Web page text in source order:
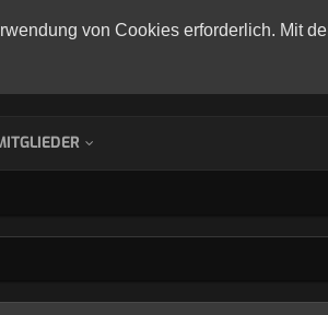
von Cookies erforderlich. Mit